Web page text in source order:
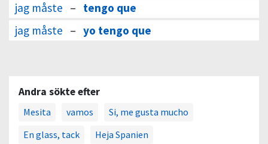
jag måste – tengo que
jag måste – yo tengo que
Andra sökte efter
Mesita vamos
Si, me gusta mucho
En glass, tack
Heja Spanien